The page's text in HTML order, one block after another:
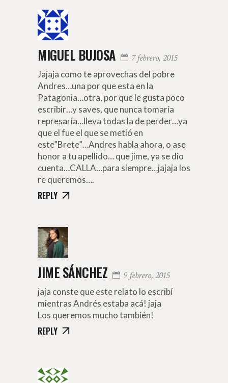
MIGUEL BUJOSA 7 febrero, 2015
Jajaja como te aprovechas del pobre
Andres…una por que esta en la
Patagonia…otra, por que le gusta poco
escribir…y saves, que nunca tomaría
represaría…lleva todas la de perder…ya
que el fue el que se metió en
este”Brete”…Andres habla ahora, o ase
honor a tu apellido… que jime, ya se dio
cuenta…CALLA…para siempre…jajaja los
re queremos….
REPLY
JIME SÁNCHEZ 9 febrero, 2015
jaja conste que este relato lo escribí
mientras Andrés estaba acá! jaja
Los queremos mucho también!
REPLY